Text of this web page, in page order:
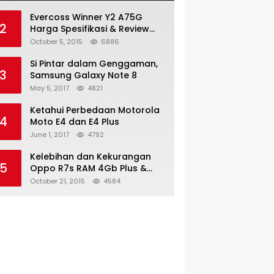
2
Evercoss Winner Y2 A75G
Harga Spesifikasi & Review
Lengkap
October 5, 2015 6886
3
Si Pintar dalam Genggaman,
Samsung Galaxy Note 8
May 5, 2017 4821
Ketahui Perbedaan Motorola
Moto E4 dan E4 Plus
June 1, 2017 4792
Kelebihan dan Kekurangan
Oppo R7s RAM 4Gb Plus &
Minus
October 21, 2015 4584